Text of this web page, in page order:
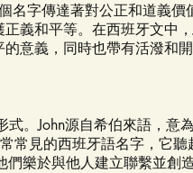
名字傳達著對公正和道義價
義和平等。在西班牙文中
意義，同時也帶有活潑和開
。John源自希伯來語，意
常見的西班牙語名字，它聽
樂於與他人建立聯繫並創造